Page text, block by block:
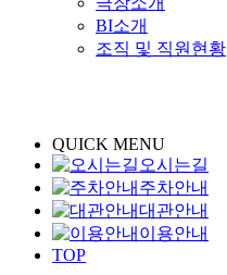
BI소개
조직 및 직원현황
QUICK MENU
오시는길
주차안내
대관안내
이용안내
TOP